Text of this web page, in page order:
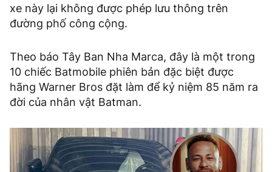
xe này lại không được phép lưu thông trên
đường phố công cộng.
Theo báo Tây Ban Nha Marca, đây là một trong
10 chiếc Batmobile phiên bản đặc biệt được
hãng Warner Bros đặt làm để kỷ niệm 85 năm ra
đời của nhân vật Batman.